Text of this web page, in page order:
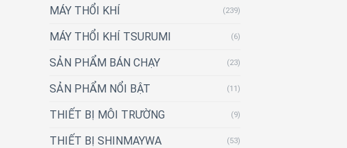
MÁY THỔI KHÍ (239)
MÁY THỔI KHÍ TSURUMI (6)
SẢN PHẨM BÁN CHẠY (23)
SẢN PHẨM NỔI BẬT (11)
THIẾT BỊ MÔI TRƯỜNG (9)
THIẾT BỊ SHINMAYWA (53)